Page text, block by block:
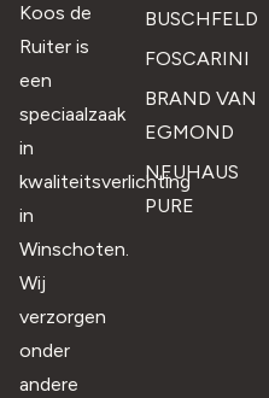
Koos de
Ruiter is
een
speciaalzaak
in
kwaliteitsverlichting
in
Winschoten.
Wij
verzorgen
onder
andere
BUSCHFELD
FOSCARINI
BRAND VAN
EGMOND
NEUHAUS
PURE